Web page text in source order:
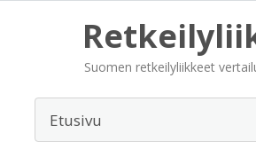
Suomen retkeilyliikkeet